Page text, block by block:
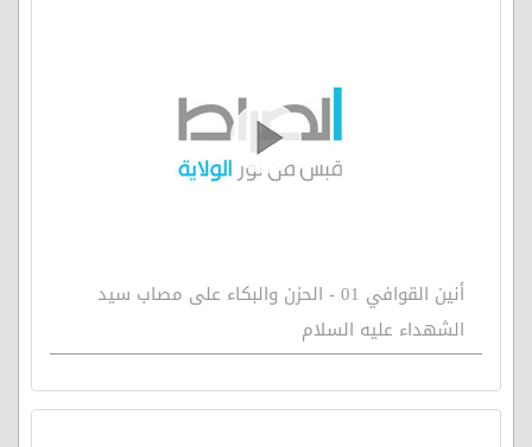
أنين القوافي 01 - الحزن والبكاء على مصاب سيد
الشهداء عليه السلام